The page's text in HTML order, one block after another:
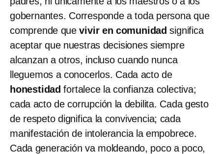
gobernantes. Corresponde a toda persona que
comprende quevivir en comunidad significa
aceptar que nuestras decisiones siempre
alcanzan a otros, incluso cuando nunca
lleguemos a conocerlos. Cada acto de
honestidad fortalece la confianza colectiva;
cada acto de corrupción la debilita. Cada gesto
de respeto dignifica la convivencia; cada
manifestación de intolerancia la empobrece.
Cada generación va moldeando, poco a poco,